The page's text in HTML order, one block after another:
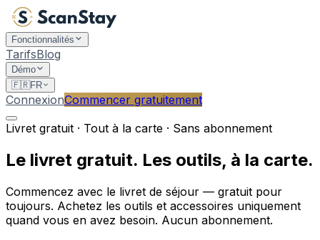
Fonctionnalités
TarifsBlog
Démo
🇫🇷FR
ConnexionCommencer gratuitement
Livret gratuit · Tout à la carte · Sans abonnement
Le livret gratuit. Les outils, à la carte.
Commencez avec le livret de séjour — gratuit pour
toujours. Achetez les outils et accessoires uniquement
quand vous en avez besoin. Aucun abonnement.